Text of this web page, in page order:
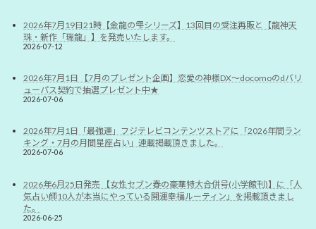
2026年7月19日21時【金龍の雫シリーズ】13回目の受注再販と【龍神天
珠・新作「瑞龍」】を発売いたします。
2026-07-12
2026年7月1日 【7月のプレゼント企画】恋愛の神様DX〜docomoのdバリ
ューパス契約で抽選プレゼント中★
2026-07-06
2026年7月1日「最強運」フジテレビコンテンツストアに「2026年間ラン
キング・7月の月間星座占い」連載掲載頂きました。
2026-07-06
2026年6月25日発売 【女性セブン春の豪華特大合併号(小学館刊)】に「人
気占い師10人が本当にやっている開運幸福ルーティン」を掲載頂きまし
た。
2026-06-25